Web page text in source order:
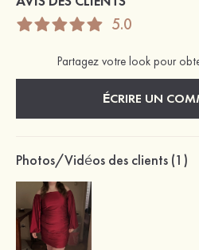
5.0
Partagez votre look pour
ÉCRIRE UN
Photos/Vidéos des clients (1)